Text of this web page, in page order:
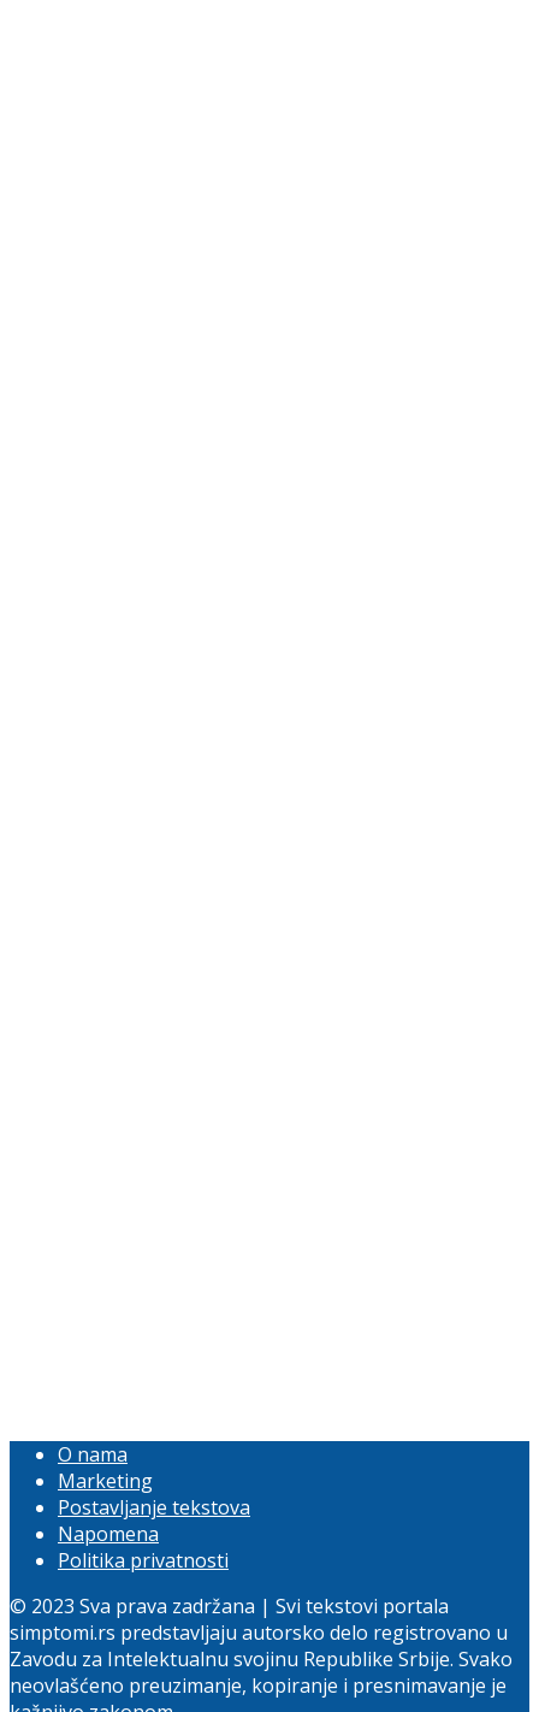
O nama
Marketing
Postavljanje tekstova
Napomena
Politika privatnosti
© 2023 Sva prava zadržana | Svi tekstovi portala
simptomi.rs predstavljaju autorsko delo registrovano u
Zavodu za Intelektualnu svojinu Republike Srbije. Svako
neovlašćeno preuzimanje, kopiranje i presnimavanje je